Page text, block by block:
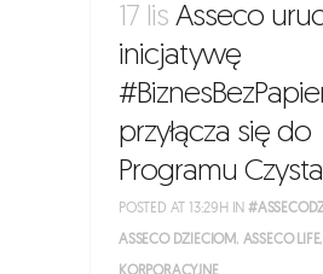
17 lis Asseco
inicjatywę
przyłącza się do
Programu
POSTED AT 13:29H IN
ASSECO DZIECIOM, ASSECO LIFE,
KORPORACYJNE